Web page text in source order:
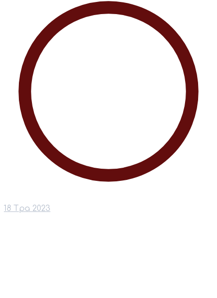
18 Тра 2023